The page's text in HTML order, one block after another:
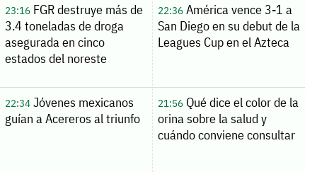
23:16FGR destruye más de
3.4 toneladas de droga
asegurada en cinco
estados del noreste
22:36América vence 3-1 a
San Diego en su debut de la
Leagues Cup en el Azteca
22:34Jóvenes mexicanos
guían a Acereros al triunfo
21:56Qué dice el color de la
orina sobre la salud y
cuándo conviene consultar